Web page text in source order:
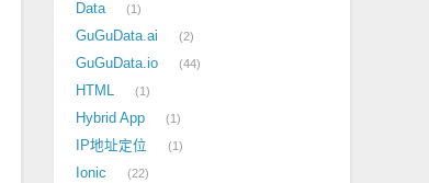
Data 1
GuGuData.ai 2
GuGuData.io 44
HTML 1
Hybrid App 1
IP地址定位 1
Ionic 22